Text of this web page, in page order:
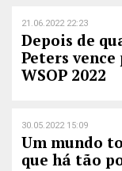
21.06.2022 22:23
Depois de
Peters
WSOP 2022
30.05.2022 15:09
Um mundo
que há tão